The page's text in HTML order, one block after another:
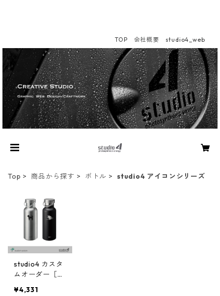
TOP 会社概要 studio4_web
Top 商品から探す ボトル studio4 アイコンシリーズ
studio4 カスタ
ムオーダー［サ
¥4,331